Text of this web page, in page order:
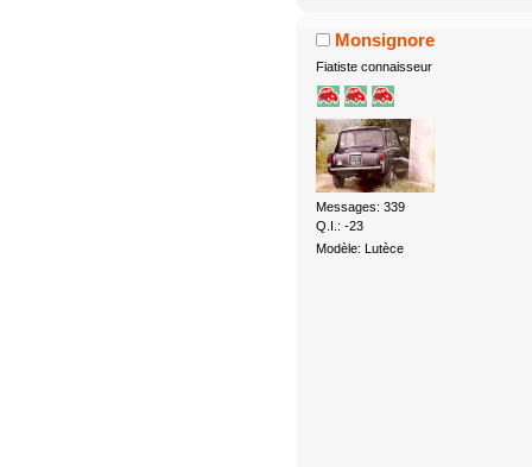
Monsignore
Fiatiste connaisseur
Messages: 339
Q.I.: -23
Modèle: Lutèce